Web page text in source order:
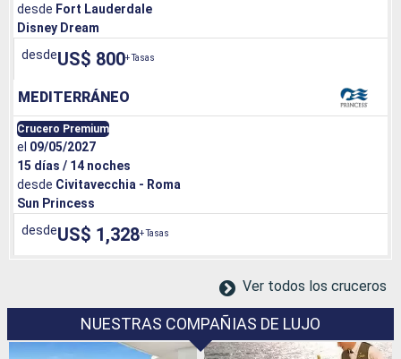
Disney Dream
desde Fort Lauderdale
desdeUS$ 800+ Tasas
MEDITERRÁNEO
Sun Princess
desde Civitavecchia - Roma
15 días / 14 noches
el 09/05/2027
Crucero Premium
desdeUS$ 1,328+ Tasas
Ver todos los cruceros
NUESTRAS COMPAÑIAS DE LUJO